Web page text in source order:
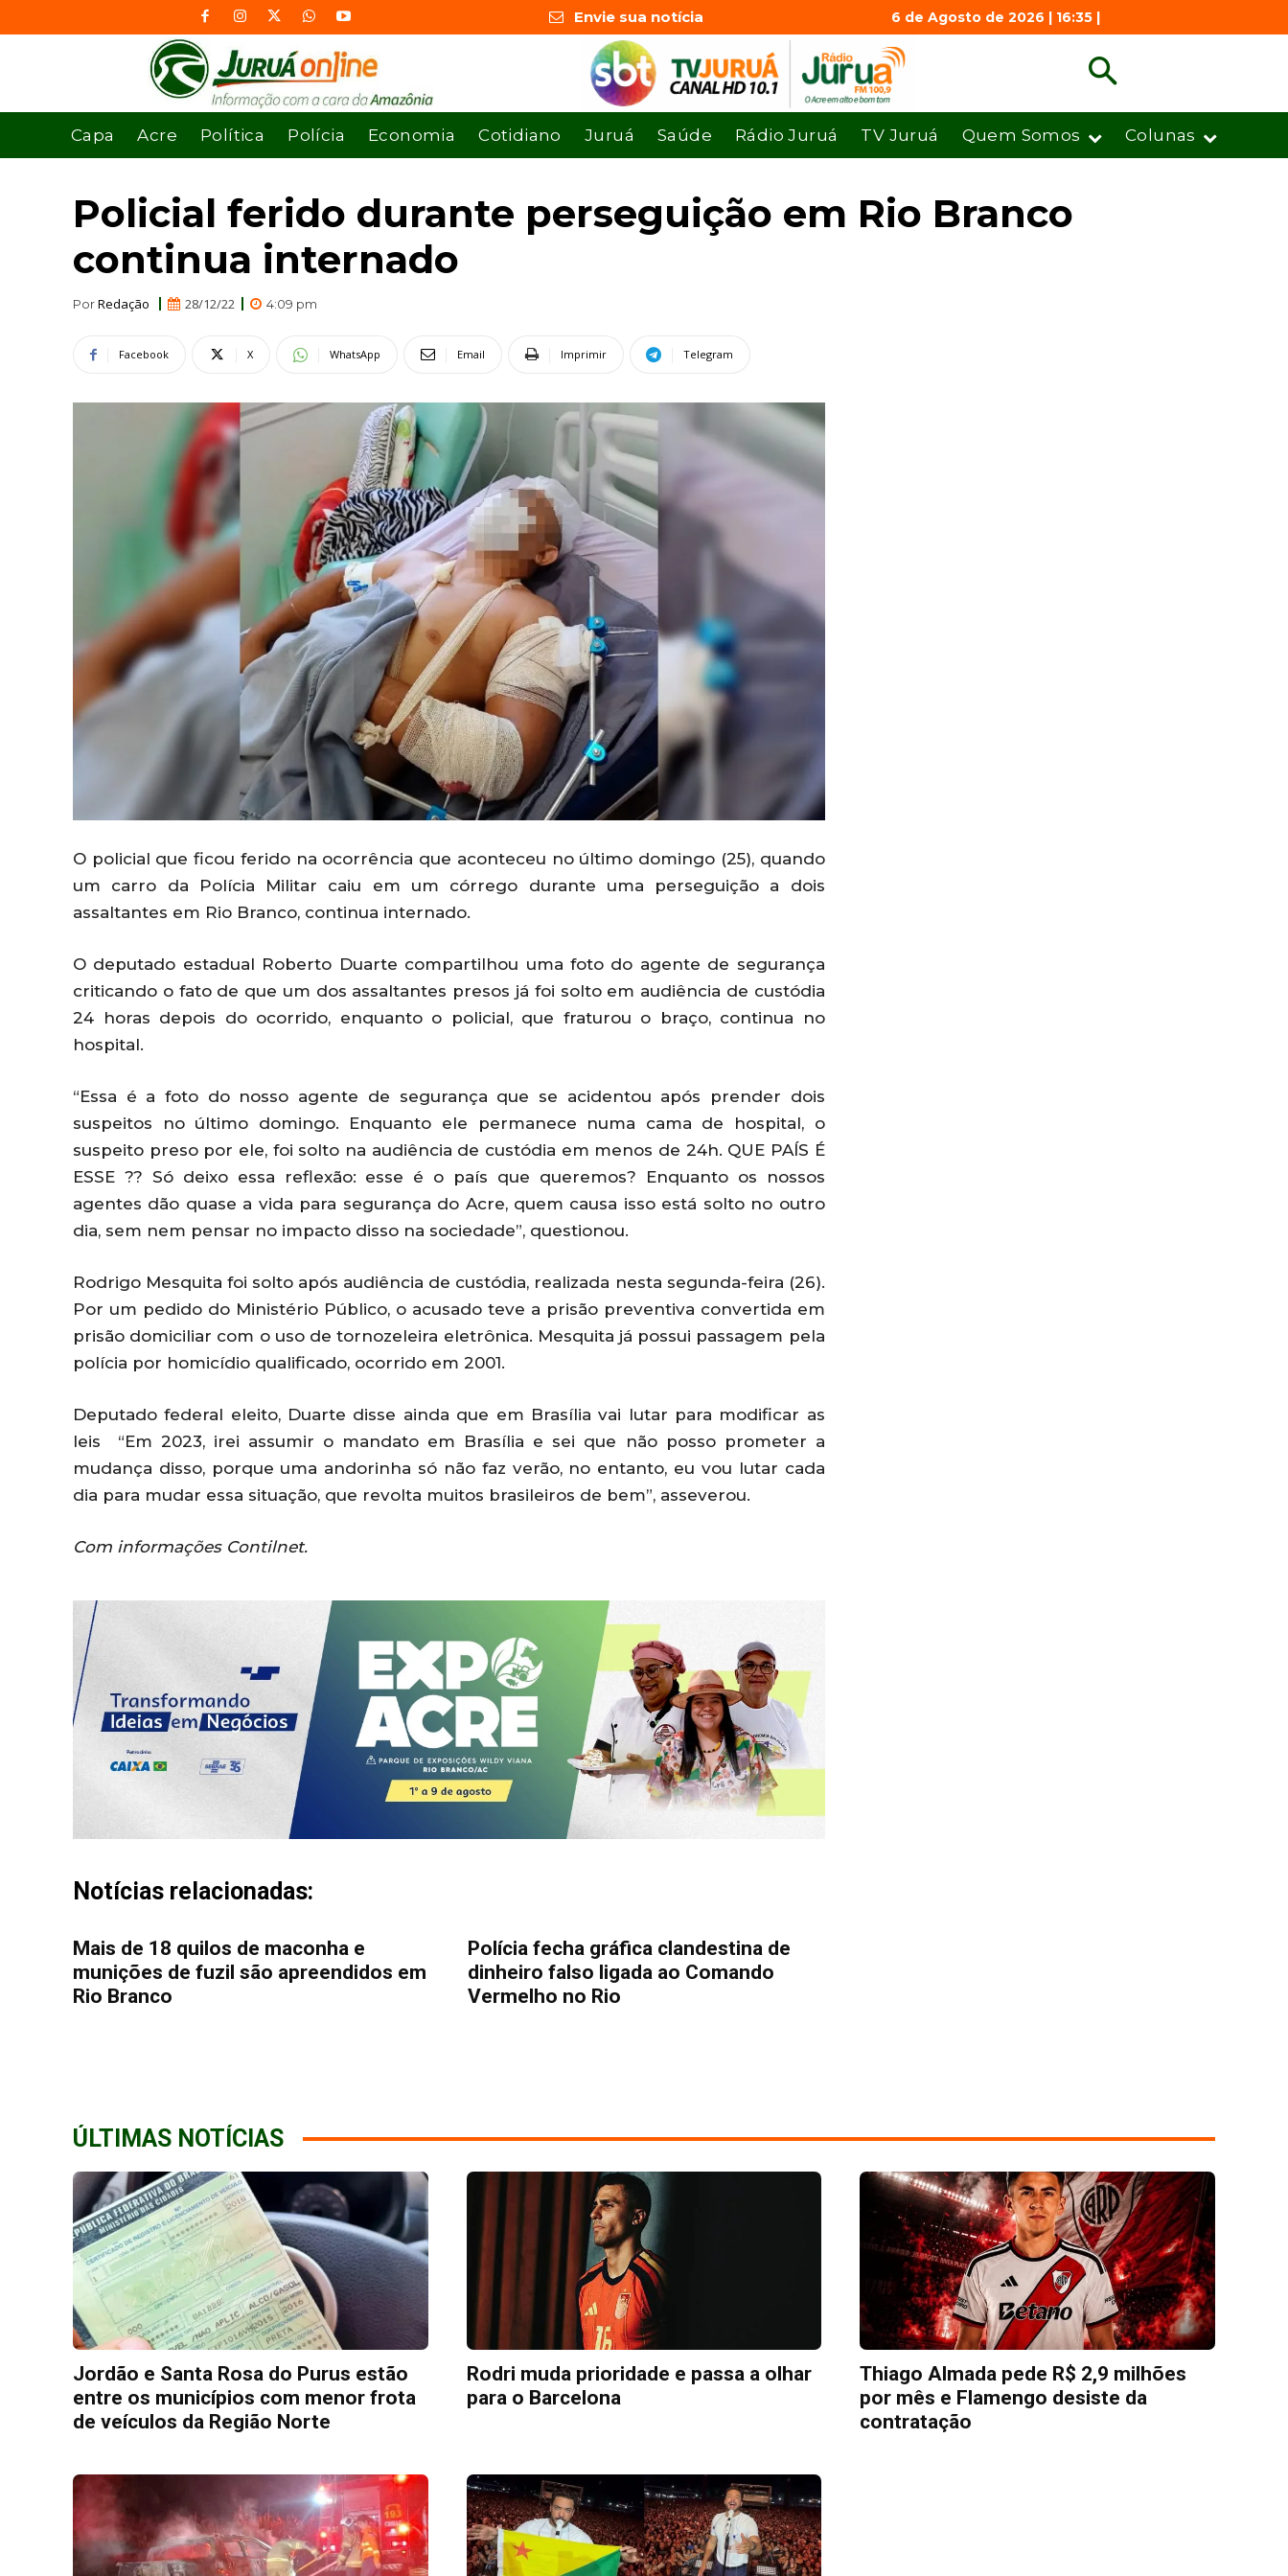
Envie sua notícia 6 de Agosto de 2026 | 16:35 |
Capa Acre Política Polícia Economia Cotidiano Juruá Saúde Rádio Juruá TV Juruá Quem Somos Colunas
Policial ferido durante perseguição em Rio Branco
continua internado
PorRedação 28/12/22 4:09 pm
Facebook X WhatsApp Email Imprimir Telegram
O policial que ficou ferido na ocorrência que aconteceu no último domingo (25), quando
um carro da Polícia Militar caiu em um córrego durante uma perseguição a dois
assaltantes em Rio Branco, continua internado.
O deputado estadual Roberto Duarte compartilhou uma foto do agente de segurança
criticando o fato de que um dos assaltantes presos já foi solto em audiência de custódia
24 horas depois do ocorrido, enquanto o policial, que fraturou o braço, continua no
hospital.
“Essa é a foto do nosso agente de segurança que se acidentou após prender dois
suspeitos no último domingo. Enquanto ele permanece numa cama de hospital, o
suspeito preso por ele, foi solto na audiência de custódia em menos de 24h. QUE PAÍS É
ESSE ?? Só deixo essa reflexão: esse é o país que queremos? Enquanto os nossos
agentes dão quase a vida para segurança do Acre, quem causa isso está solto no outro
dia, sem nem pensar no impacto disso na sociedade”, questionou.
Rodrigo Mesquita foi solto após audiência de custódia, realizada nesta segunda-feira (26).
Por um pedido do Ministério Público, o acusado teve a prisão preventiva convertida em
prisão domiciliar com o uso de tornozeleira eletrônica. Mesquita já possui passagem pela
polícia por homicídio qualificado, ocorrido em 2001.
Deputado federal eleito, Duarte disse ainda que em Brasília vai lutar para modificar as
leis “Em 2023, irei assumir o mandato em Brasília e sei que não posso prometer a
mudança disso, porque uma andorinha só não faz verão, no entanto, eu vou lutar cada
dia para mudar essa situação, que revolta muitos brasileiros de bem”, asseverou.
Com informações Contilnet.
Notícias relacionadas:
Mais de 18 quilos de maconha e
munições de fuzil são apreendidos em
Rio Branco
Polícia fecha gráfica clandestina de
dinheiro falso ligada ao Comando
Vermelho no Rio
ÚLTIMAS NOTÍCIAS
Jordão e Santa Rosa do Purus estão
entre os municípios com menor frota
de veículos da Região Norte
Rodri muda prioridade e passa a olhar
para o Barcelona
Thiago Almada pede R$ 2,9 milhões
por mês e Flamengo desiste da
contratação